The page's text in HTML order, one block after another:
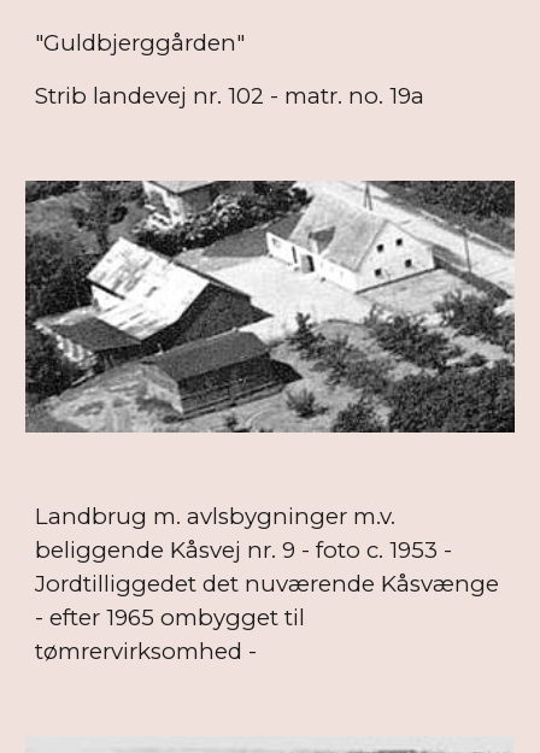
"Guldbjerggården"
Strib landevej nr. 102 - matr. no. 19a
Landbrug m. avlsbygninger m.v.
beliggende Kåsvej nr. 9 - foto c. 1953 -
Jordtilliggedet det nuværende Kåsvænge
- efter 1965 ombygget til
tømrervirksomhed -